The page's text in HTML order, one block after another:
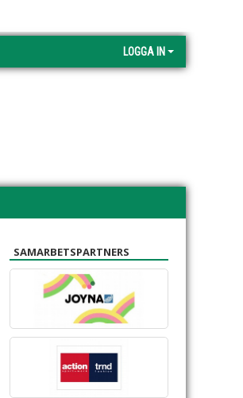
LOGGA IN
SAMARBETSPARTNERS